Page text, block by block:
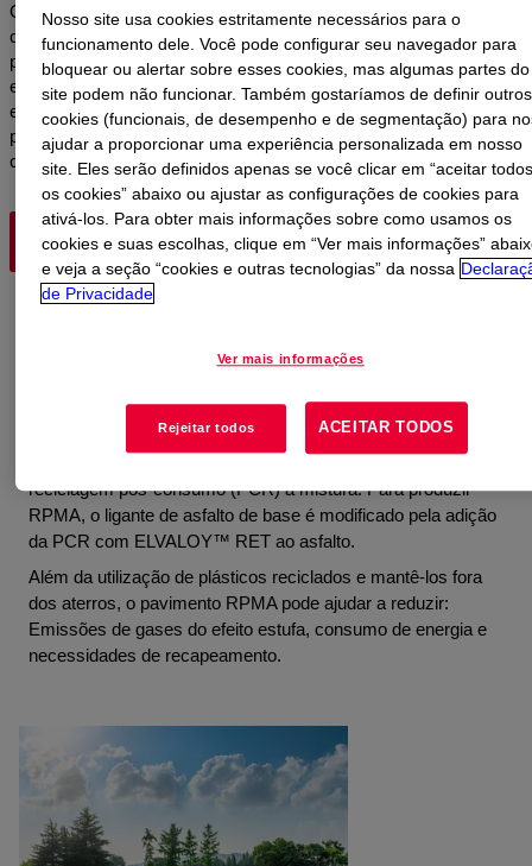
O asfalto modificado por polímeros (PMA) é uma solução
comprovada e amplamente usada para produzir melhor
pavimento. E, por quase 30 anos, nossos produtos de terpolímero
elastomérico reativo ELVALOY™ (RET) têm oferecido
excelentedesempenhoe processamento, vida útil mais longa e o
potencial para menores custos de ciclo de vida em comparação
com o asfalto convencional e puro.
ELVALOY™ RET CIRCULARIDADE PROJETOS
para reduzir o desperdício
O asfalto modificado de polímero reciclado (RPMA) leva o
reciclagem pós-consumo (PCR) à mistura. Para produzir
RPMA, o ligante de asfalto de base é modificado pela adição
da PCR com ELVALOY™ RET ao asfalto.
Além da utilização de plásticos reciclados e mantê-los fora
dos aterros, o pavimento RPMA pode ajudar a reduzir:
Emissões de gases do efeito estufa, consumo de energia e
necessidades de recapeamento.
Nosso site usa cookies estritamente necessários para o
funcionamento dele. Você pode configurar seu navegador para
bloquear ou alertar sobre esses cookies, mas algumas partes do
site podem não funcionar. Também gostaríamos de definir outros
cookies (funcionais, de desempenho e de segmentação) para
ajudar a proporcionar uma experiência personalizada em nosso
site. Eles serão definidos apenas se você clicar em “aceitar todos
os cookies” abaixo ou ajustar as configurações de cookies para
ativá-los. Para obter mais informações sobre como usamos os
cookies e suas escolhas, clique em “Ver mais informações”
e veja a seção “cookies e outras tecnologias” da nossa
de Privacidade
Ver mais informações
Rejeitar todos ACEITAR TODOS